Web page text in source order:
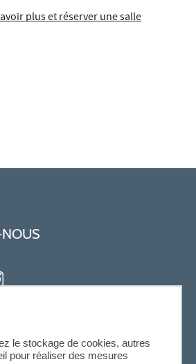
le stockage de cookies, autres
pour réaliser des mesures
plus et réserver une salle